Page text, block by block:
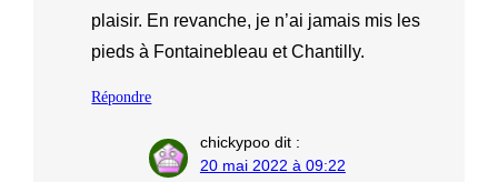
plaisir. En revanche, je n’ai jamais mis les
pieds à Fontainebleau et Chantilly.
Répondre
chickypoo dit :
20 mai 2022 à 09:22